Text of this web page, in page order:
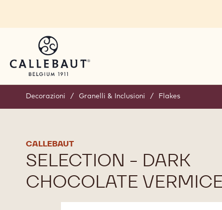
Decorazioni / Granelli & Inclusioni / Flakes
CALLEBAUT
SELECTION - DARK
CHOCOLATE